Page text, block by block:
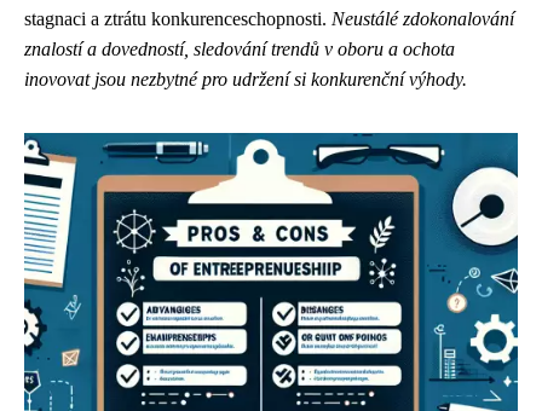
stagnaci a ztrátu konkurenceschopnosti. Neustálé zdokonalování
znalostí a dovedností, sledování trendů v oboru a ochota
inovovat jsou nezbytné pro udržení si konkurenční výhody.